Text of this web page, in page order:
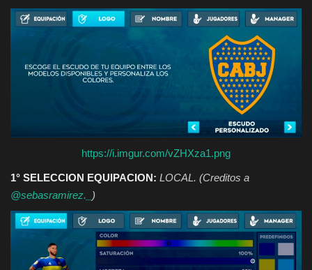
https://i.imgur.com/vZHXza1.png
1° SELECCION EQUIPACION: LOCAL. (Creditos a
@sebasramirez._ )